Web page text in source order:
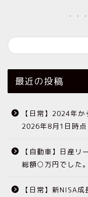
最近の投稿
【日常】2024年
2026年8月1日時点
【自動車】日産リ
総額○万円でした。
【日常】新NISA